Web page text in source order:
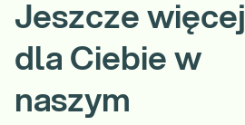
Jeszcze więcej
dla Ciebie w
naszym